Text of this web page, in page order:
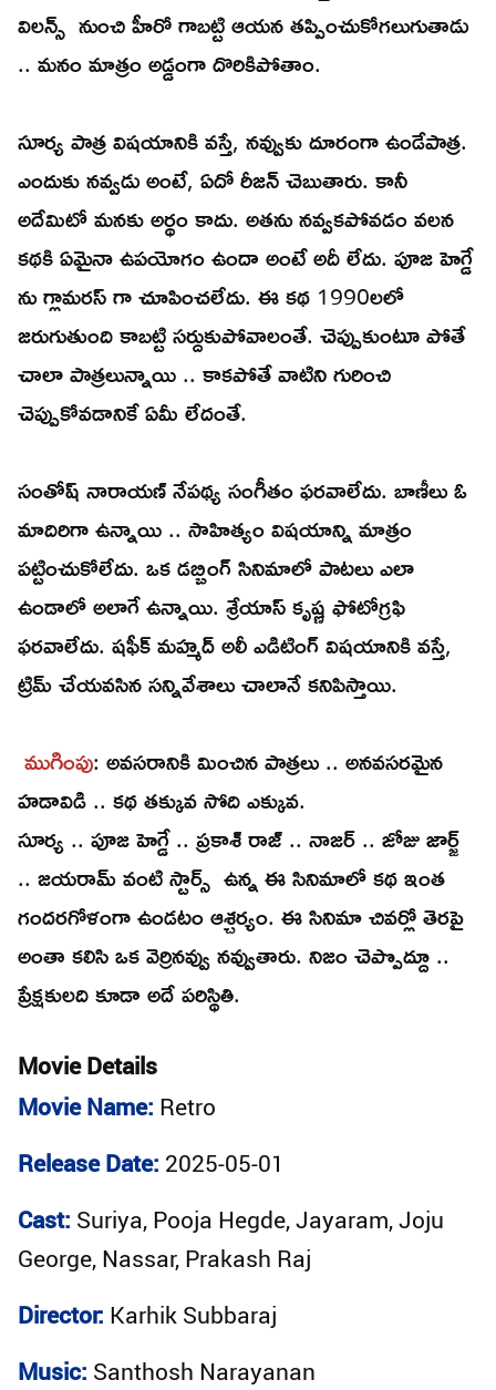
విలన్స్ నుంచి హీరో గాబట్టి ఆయన తప్పించుకోగలుగుతాడు
.. మనం మాత్రం అడ్డంగా దొరికిపోతాం.
సూర్య పాత్ర విషయానికి వస్తే, నవ్వుకు దూరంగా ఉండేపాత్ర.
ఎందుకు నవ్వడు అంటే, ఏదో రీజన్ చెబుతారు. కానీ
అదేమిటో మనకు అర్థం కాదు. అతను నవ్వకపోవడం వలన
కథకి ఏమైనా ఉపయోగం ఉందా అంటే అదీ లేదు. పూజ హెగ్డే
ను గ్లామరస్ గా చూపించలేదు. ఈ కథ 1990లలో
జరుగుతుంది కాబట్టి సర్దుకుపోవాలంతే. చెప్పుకుంటూ పోతే
చాలా పాత్రలున్నాయి .. కాకపోతే వాటిని గురించి
చెప్పుకోవడానికే ఏమీ లేదంతే.
సంతోష్ నారాయణ్ నేపథ్య సంగీతం ఫరవాలేదు. బాణీలు ఓ
మాదిరిగా ఉన్నాయి .. సాహిత్యం విషయాన్ని మాత్రం
పట్టించుకోలేదు. ఒక డబ్బింగ్ సినిమాలో పాటలు ఎలా
ఉండాలో అలాగే ఉన్నాయి. శ్రేయాస్ కృష్ణ ఫోటోగ్రఫి
ఫరవాలేదు. షఫీక్ మహ్మద్ అలీ ఎడిటింగ్ విషయానికి వస్తే,
ట్రిమ్ చేయవసిన సన్నివేశాలు చాలానే కనిపిస్తాయి.
ముగింపు: అవసరానికి మించిన పాత్రలు .. అనవసరమైన
హడావిడి .. కథ తక్కువ సోది ఎక్కువ.
సూర్య .. పూజ హెగ్డే .. ప్రకాశ్ రాజ్ .. నాజర్ .. జోజు జార్జ్
.. జయరామ్ వంటి స్టార్స్ ఉన్న ఈ సినిమాలో కథ ఇంత
గందరగోళంగా ఉండటం ఆశ్చర్యం. ఈ సినిమా చివర్లో తెరపై
అంతా కలిసి ఒక వెర్రినవ్వు నవ్వుతారు. నిజం చెప్పొద్దూ ..
ప్రేక్షకులది కూడా అదే పరిస్థితి.
Movie Details
Movie Name: Retro
Release Date: 2025-05-01
Cast: Suriya, Pooja Hegde, Jayaram, Joju
George, Nassar, Prakash Raj
Director: Karhik Subbaraj
Music: Santhosh Narayanan